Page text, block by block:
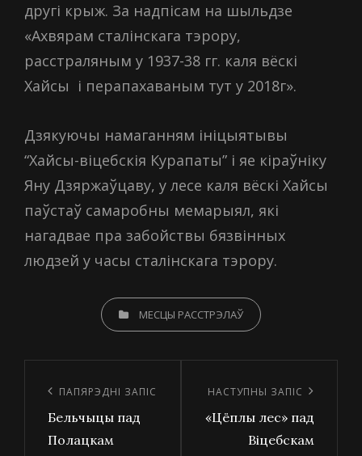
другі крыж. За надпісам на шыльдзе
«Ахвярам сталінскага тэрору,
расстраляным у 1937-38 гг. каля вёскі
Хайсы і перапахаваным тут у 2018г».
Дзякуючы намаганням ініцыятывы
“Хайсы-віцебскія Курапаты” і яе кіраўніку
Яну Дзяржаўцаву, у лесе каля вёскі Хайсы
паўстаў самаробны мемарыял, які
нагадвае пра забойствы бязвінных
людзей у часы сталінскага тэрору.
CATEGORIESМЕСЦЫ РАССТРЭЛАЎ
па
запісах
Папярэдні
запіс
ПАПЯРЭДНІ ЗАПІС
Бельчыцы пад
Полацкам
Наступны
запіс
НАСТУПНЫ ЗАПІС
«Цёплы лес» пад
Віцебскам